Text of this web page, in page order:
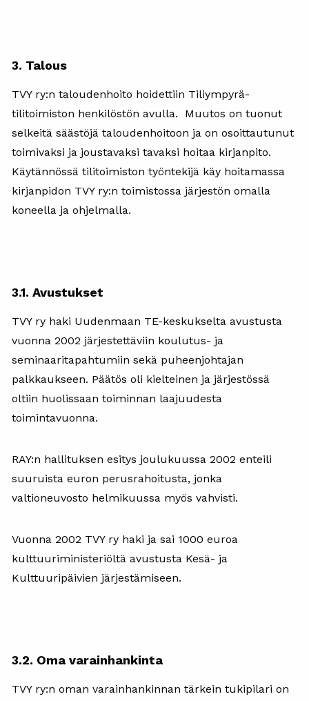
3. Talous
TVY ry:n taloudenhoito hoidettiin Tiliympyrä-
tilitoimiston henkilöstön avulla. Muutos on tuonut
selkeitä säästöjä taloudenhoitoon ja on osoittautunut
toimivaksi ja joustavaksi tavaksi hoitaa kirjanpito.
Käytännössä tilitoimiston työntekijä käy hoitamassa
kirjanpidon TVY ry:n toimistossa järjestön omalla
koneella ja ohjelmalla.
3.1. Avustukset
TVY ry haki Uudenmaan TE-keskukselta avustusta
vuonna 2002 järjestettäviin koulutus- ja
seminaaritapahtumiin sekä puheenjohtajan
palkkaukseen. Päätös oli kielteinen ja järjestössä
oltiin huolissaan toiminnan laajuudesta
toimintavuonna.
RAY:n hallituksen esitys joulukuussa 2002 enteili
suuruista euron perusrahoitusta, jonka
valtioneuvosto helmikuussa myös vahvisti.
Vuonna 2002 TVY ry haki ja sai 1000 euroa
kulttuuriministeriöltä avustusta Kesä- ja
Kulttuuripäivien järjestämiseen.
3.2. Oma varainhankinta
TVY ry:n oman varainhankinnan tärkein tukipilari on